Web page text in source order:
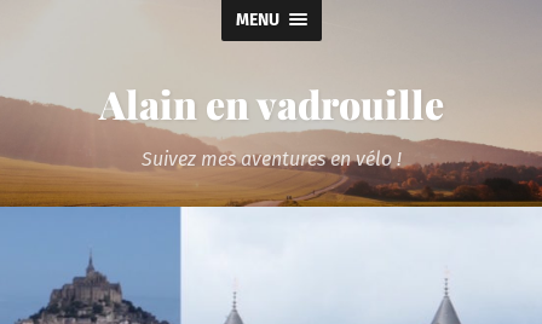
MENU
Alain en vadrouille
Suivez mes aventures en vélo !